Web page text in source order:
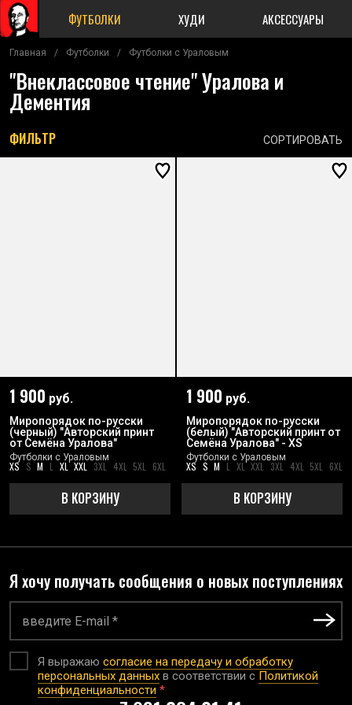
ФУТБОЛКИ ХУДИ АКСЕССУАРЫ
Главная / Футболки / Футболки с Ураловым
"Внеклассовое чтение" Уралова и
Дементия
ФИЛЬТР СОРТИРОВАТЬ
Миропорядок по-русски
(черный) "Авторский принт
от Семёна Уралова"
1 900 руб.
Футболки с Ураловым
XS S M L XL XXL 3XL 4XL 5XL 6XL
В КОРЗИНУ
Миропорядок по-русски
(белый) "Авторский принт от
Семёна Уралова" - XS
1 900 руб.
Футболки с Ураловым
XS S M L XL XXL 3XL 4XL 5XL 6XL
В КОРЗИНУ
Я хочу получать сообщения о новых поступлениях
Я выражаю согласие на передачу и обработку
персональных данных в соответствии с Политикой
конфиденциальности *